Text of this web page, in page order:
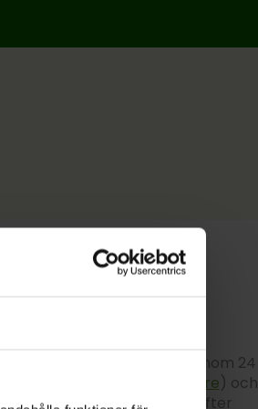
Vi behandlar din ansökan inom 24
snabbare) och
meddelar vårt beslut. Efter